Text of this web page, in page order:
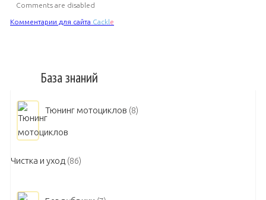
Comments are disabled
Комментарии для сайта Cackle
База знаний
Тюнинг мотоциклов (8)
Чистка и уход (86)